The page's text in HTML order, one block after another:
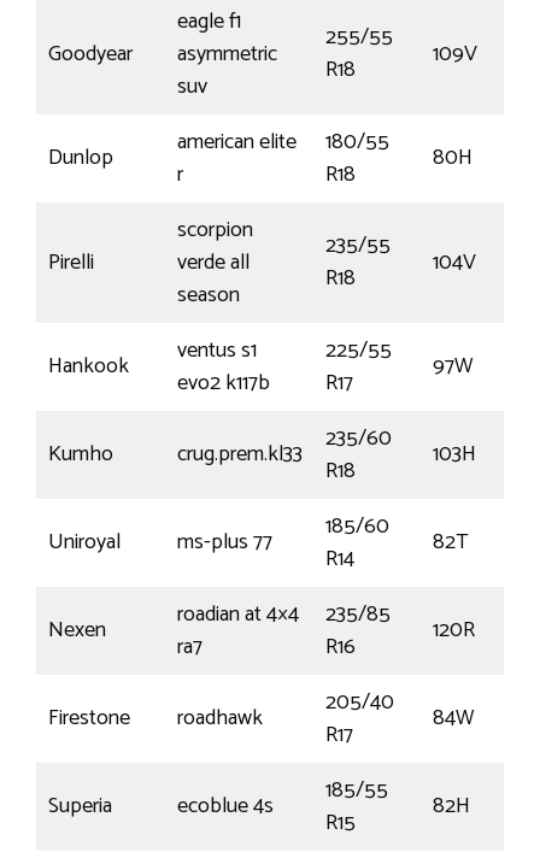
Goodyear
eagle f1
asymmetric
suv
255/55
R18
109V
Dunlop
american elite
r
180/55
R18
80H
Pirelli
scorpion
verde all
season
235/55
R18
104V
Hankook
ventus s1
evo2 k117b
225/55
R17
97W
Kumho crug.prem.kl33
235/60
R18
103H
Uniroyal ms-plus 77
185/60
R14
82T
Nexen
roadian at 4×4
ra7
235/85
R16
120R
Firestone roadhawk
205/40
R17
84W
Superia ecoblue 4s
185/55
R15
82H